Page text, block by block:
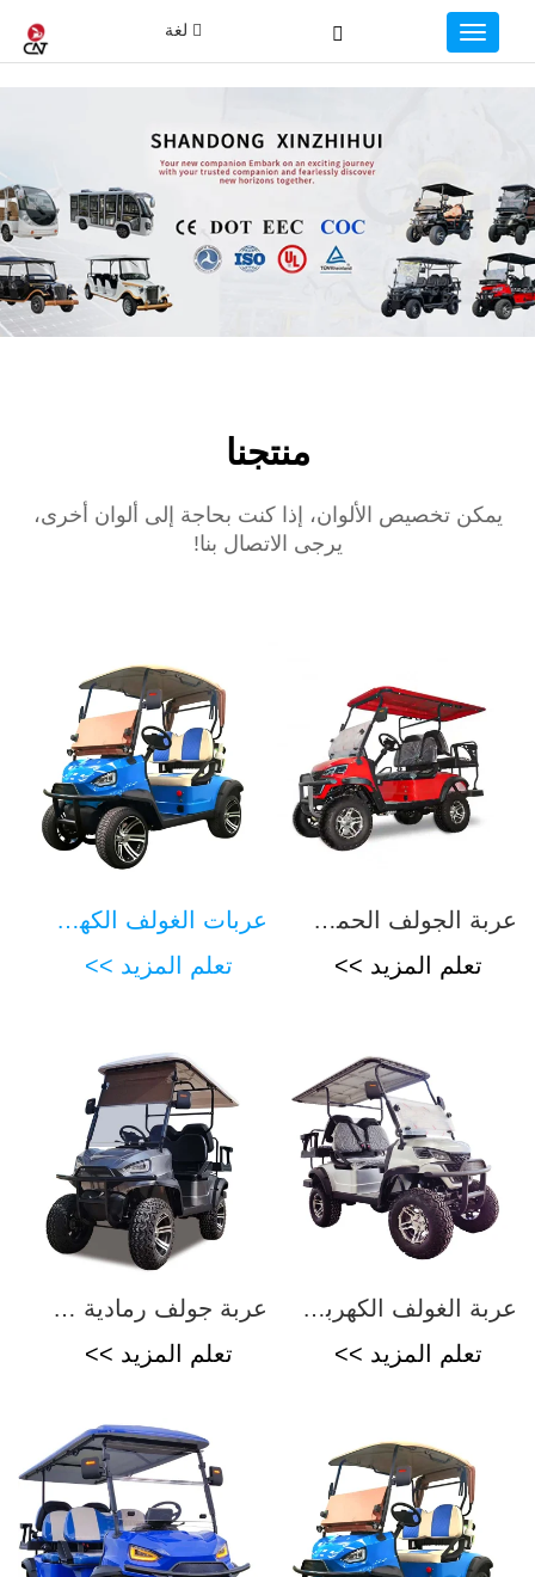
لغة
منتجنا
يمكن تخصيص الألوان، إذا كنت بحاجة إلى ألوان أخرى،
يرجى الاتصال بنا!
عربات الغولف الكهربائية XKGB2
تعلم المزيد >>
عربة الجولف الحمراء XKGC4
تعلم المزيد >>
عربة جولف رمادية XKGB4
تعلم المزيد >>
عربة الغولف الكهربائية
تعلم المزيد >>